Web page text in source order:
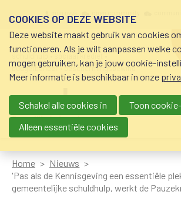
schuldhulp • sociaal krediet •
budgetbeheer • beschermingsbewind
Main navigation
Home
Nieuws
'Pas als de Kennisgeving een essentiële
gemeentelijke schuldhulp, werkt de
COOKIES OP DEZE WEBSITE
Deze website maakt gebruik van cookies
functioneren. Als je wilt aanpassen welke
mogen gebruiken, kan je jouw cookie-
Meer informatie is beschikbaar in onze
Schakel alle cookies in
Toon
Alleen essentiële cookies